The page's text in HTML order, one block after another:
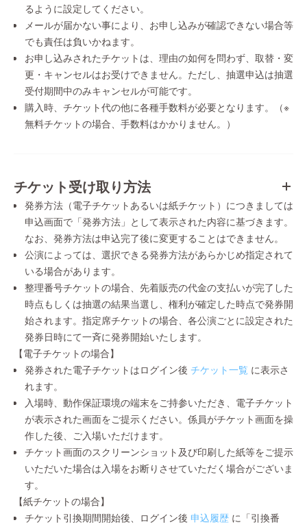
るように設定してください。
メールが届かない事により、お申し込みが確認できない場合等
でも責任は負いかねます。
お申し込みされたチケットは、理由の如何を問わず、取替・変
更・キャンセルはお受けできません。ただし、抽選申込は抽選
受付期間中のみキャンセルが可能です。
購入時、チケット代の他に各種手数料が必要となります。（※
無料チケットの場合、手数料はかかりません。）
チケット受け取り方法
発券方法（電子チケットあるいは紙チケット）につきましては
申込画面で「発券方法」として表示された内容に基づきます。
なお、発券方法は申込完了後に変更することはできません。
公演によっては、選択できる発券方法があらかじめ指定されて
いる場合があります。
整理番号チケットの場合、先着販売の代金の支払いが完了した
時点もしくは抽選の結果当選し、権利が確定した時点で発券開
始されます。指定席チケットの場合、各公演ごとに設定された
発券日時にて一斉に発券開始いたします。
【電子チケットの場合】
発券された電子チケットはログイン後 チケット一覧 に表示さ
れます。
入場時、動作保証環境の端末をご持参いただき、電子チケット
が表示された画面をご提示ください。係員がチケット画面を操
作した後、ご入場いただけます。
チケット画面のスクリーンショット及び印刷した紙等をご提示
いただいた場合は入場をお断りさせていただく場合がございま
す。
【紙チケットの場合】
チケット引換期間開始後、ログイン後 申込履歴 に「引換番